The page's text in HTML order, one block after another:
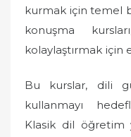
kurmak için temel
konuşma
kolaylaştırmak için
Bu kurslar, dili
kullanmayı
Klasik dil öğretim